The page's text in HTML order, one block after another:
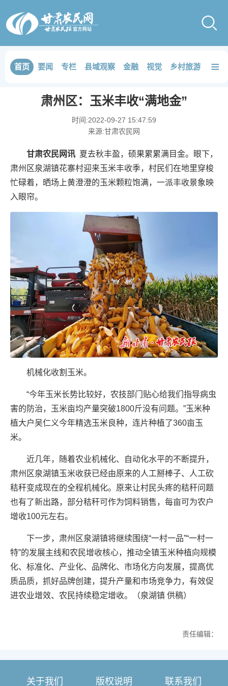
首页 要闻 专栏 县域观察 金融 视觉 乡村旅游 品鉴
≡
肃州区：玉米丰收“满地金”
时间:2022-09-27 15:47:59
来源:甘肃农民网
甘肃农民网讯 夏去秋丰盈，硕果累累满目金。眼下，
肃州区泉湖镇花寨村迎来玉米丰收季，村民们在地里穿梭
忙碌着，晒场上黄澄澄的玉米颗粒饱满，一派丰收景象映
入眼帘。
机械化收割玉米。
“今年玉米长势比较好，农技部门贴心给我们指导病虫
害的防治，玉米亩均产量突破1800斤没有问题。”玉米种
植大户吴仁义今年精选玉米良种，连片种植了360亩玉
米。
近几年，随着农业机械化、自动化水平的不断提升，
肃州区泉湖镇玉米收获已经由原来的人工掰棒子、人工砍
秸秆变成现在的全程机械化。原来让村民头疼的秸秆问题
也有了新出路，部分秸秆可作为饲料销售，每亩可为农户
增收100元左右。
下一步，肃州区泉湖镇将继续围绕“一村一品”“一村一
特”的发展主线和农民增收核心，推动全镇玉米种植向规模
化、标准化、产业化、品牌化、市场化方向发展，提高优
质品质，抓好品牌创建，提升产量和市场竞争力，有效促
进农业增效、农民持续稳定增收。（泉湖镇 供稿）
责任编辑：
关于我们 版权说明 联系我们